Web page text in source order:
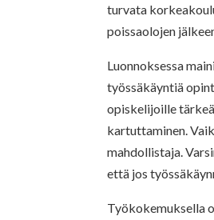
turvata
poissaolojen
Luonnoksessa
työssäkäyntiä
opiskelijoille
kartuttaminen.
mahdollistaja.
että jos
Työkokemuksella